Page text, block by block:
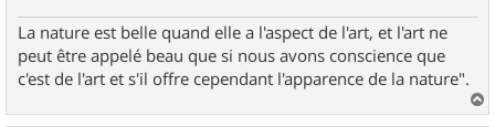
La nature est belle quand elle a l'aspect de l'art, et l'art ne
peut être appelé beau que si nous avons conscience que
c'est de l'art et s'il offre cependant l'apparence de la nature".
a